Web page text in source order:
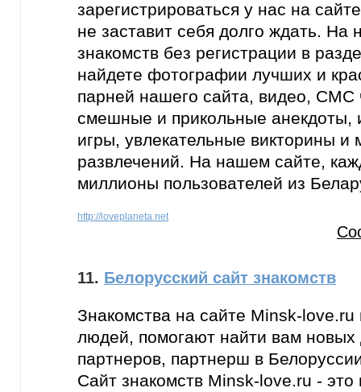
зарегистрироваться у нас на
не заставит себя долго ждать. На
знакомств без регистрации в
найдете фотографии лучших и
парней нашего сайта, видео, СМС
смешные и прикольные анекдоты,
игры, увлекательные викторины и
развлечений. На нашем сайте,
миллионы пользователей из
http://loveplaneta.net
11. Белорусский сайт знакомств
Знакомства на сайте Minsk-love.ru
людей, помогают найти вам новых
партнеров, партнерш в
Сайт знакомств Minsk-love.ru - это